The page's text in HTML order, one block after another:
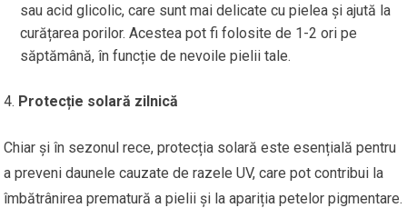
sau acid glicolic, care sunt mai delicate cu pielea și ajută la
curățarea porilor. Acestea pot fi folosite de 1-2 ori pe
săptămână, în funcție de nevoile pielii tale.
Protecție solară zilnică
Chiar și în sezonul rece, protecția solară este esențială pentru
a preveni daunele cauzate de razele UV, care pot contribui la
îmbătrânirea prematură a pielii și la apariția petelor pigmentare.